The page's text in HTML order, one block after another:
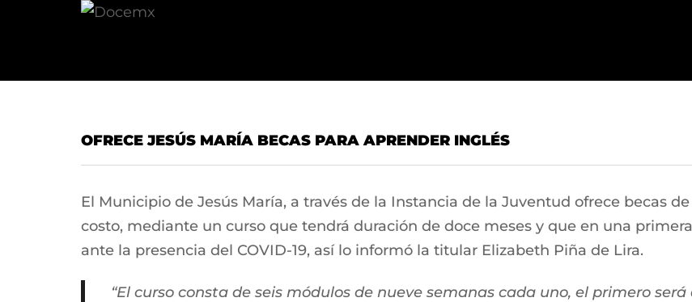
OFRECE JESÚS MARÍA BECAS PARA APRENDER INGLÉS
El Municipio de Jesús María, a través de la Instancia de la Juventud ofrece becas
costo, mediante un curso que tendrá duración de doce meses y que en una
ante la presencia del COVID-19, así lo informó la titular Elizabeth Piña de Lira.
“El curso consta de seis módulos de nueve semanas cada uno, el primero